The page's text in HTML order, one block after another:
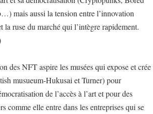
mais aussi la tension entre l’innovation
la ruse du marché qui l’intègre rapidement.
des NFT aspire les musées qui expose et crée
musueum-Hukusai et Turner) pour
de l’accès à l’art et pour des
comme elle entre dans les entreprises qui se